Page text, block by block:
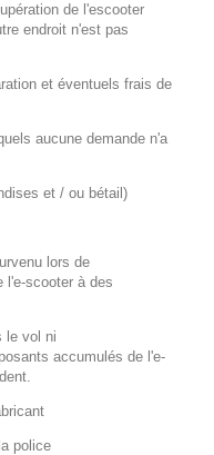
de l'escooter
endroit n'est pas
et éventuels frais de
aucune demande n'a
et / ou bétail)
lors de
l'e-scooter à des
le vol ni
accumulés de l'e-
police